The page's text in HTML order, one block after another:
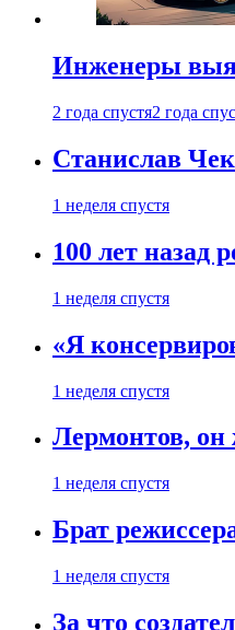
Инженеры
2 года спустя2 года
Станислав
1 неделя спустя
100 лет назад
1 неделя спустя
«Я
1 неделя спустя
Лермонтов,
1 неделя спустя
Брат
1 неделя спустя
За что